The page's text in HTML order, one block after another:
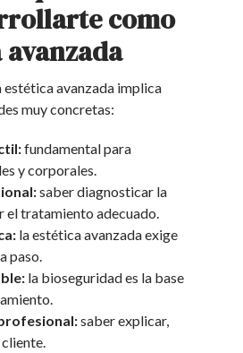
como
estética avanzada implica
muy concretas:
fundamental para
y corporales.
saber diagnosticar la
el tratamiento adecuado.
la estética avanzada exige
paso.
la bioseguridad es la base
saber explicar,